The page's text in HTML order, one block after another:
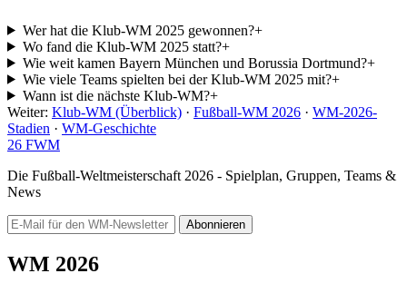
Wer hat die Klub-WM 2025 gewonnen?+
Wo fand die Klub-WM 2025 statt?+
Wie weit kamen Bayern München und Borussia Dortmund?+
Wie viele Teams spielten bei der Klub-WM 2025 mit?+
Wann ist die nächste Klub-WM?+
Weiter: Klub-WM (Überblick) · Fußball-WM 2026 · WM-2026-
Stadien · WM-Geschichte
26 FWM
Die Fußball-Weltmeisterschaft 2026 - Spielplan, Gruppen, Teams &
News
Abonnieren
WM 2026